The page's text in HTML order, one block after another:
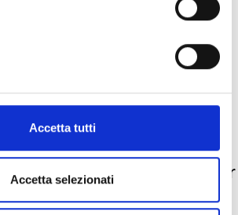
Accetta tutti
Accetta selezionatidi prodotti scelti per
te